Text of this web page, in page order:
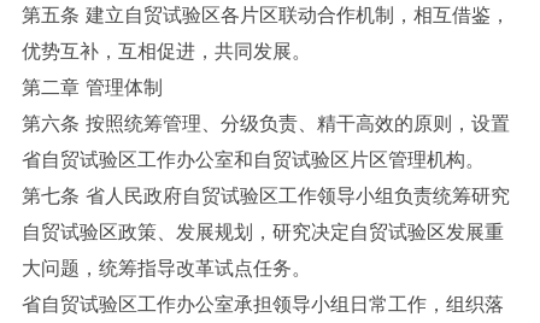
第五条 建立自贸试验区各片区联动合作机制，相互借鉴，
优势互补，互相促进，共同发展。
第二章 管理体制
第六条 按照统筹管理、分级负责、精干高效的原则，设置
省自贸试验区工作办公室和自贸试验区片区管理机构。
第七条 省人民政府自贸试验区工作领导小组负责统筹研究
自贸试验区政策、发展规划，研究决定自贸试验区发展重
大问题，统筹指导改革试点任务。
省自贸试验区工作办公室承担领导小组日常工作，组织落